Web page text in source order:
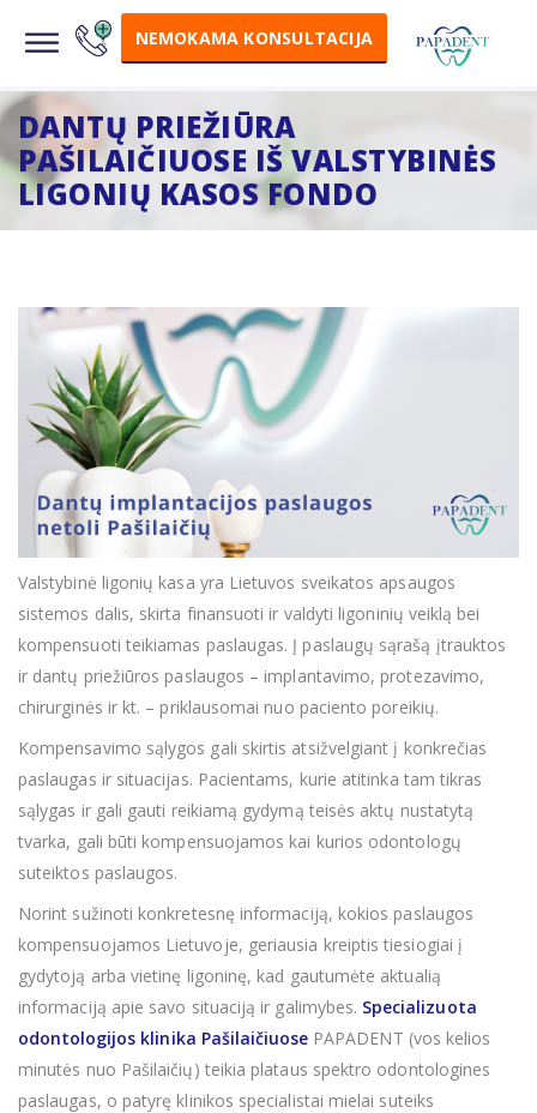
NEMOKAMA KONSULTACIJA
DANTŲ PRIEŽIŪRA
PAŠILAIČIUOSE IŠ VALSTYBINĖS
LIGONIŲ KASOS FONDO
Valstybinė ligonių kasa yra Lietuvos sveikatos apsaugos
sistemos dalis, skirta finansuoti ir valdyti ligoninių veiklą bei
kompensuoti teikiamas paslaugas. Į paslaugų sąrašą įtrauktos
ir dantų priežiūros paslaugos – implantavimo, protezavimo,
chirurginės ir kt. – priklausomai nuo paciento poreikių.
Kompensavimo sąlygos gali skirtis atsižvelgiant į konkrečias
paslaugas ir situacijas. Pacientams, kurie atitinka tam tikras
sąlygas ir gali gauti reikiamą gydymą teisės aktų nustatytą
tvarka, gali būti kompensuojamos kai kurios odontologų
suteiktos paslaugos.
Norint sužinoti konkretesnę informaciją, kokios paslaugos
kompensuojamos Lietuvoje, geriausia kreiptis tiesiogiai į
gydytoją arba vietinę ligoninę, kad gautumėte aktualią
informaciją apie savo situaciją ir galimybes. Specializuota
odontologijos klinika PašilaičiuosePAPADENT (vos kelios
minutės nuo Pašilaičių) teikia plataus spektro odontologines
paslaugas, o patyrę klinikos specialistai mielai suteiks